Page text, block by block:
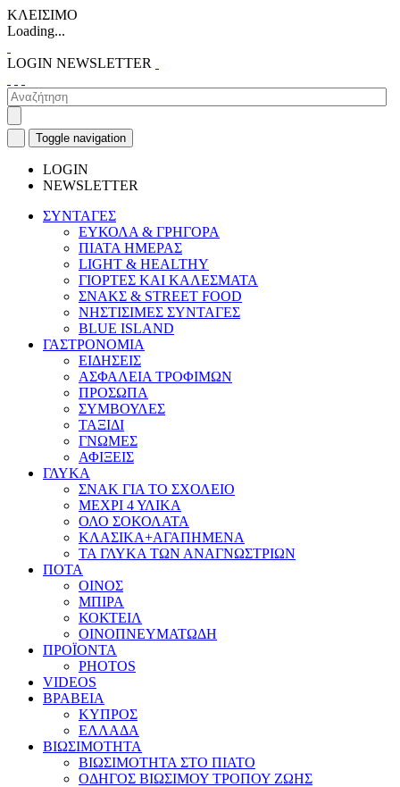
ΚΛΕΙΣΙΜΟ
Loading...
LOGIN NEWSLETTER
Toggle navigation
LOGIN
NEWSLETTER
ΣΥΝΤΑΓΕΣ
ΕΥΚΟΛΑ & ΓΡΗΓΟΡΑ
ΠΙΑΤΑ ΗΜΕΡΑΣ
LIGHT & HEALTHY
ΓΙΟΡΤΕΣ ΚΑΙ ΚΑΛΕΣΜΑΤΑ
ΣΝΑΚΣ & STREET FOOD
ΝΗΣΤΙΣΙΜΕΣ ΣΥΝΤΑΓΕΣ
BLUE ISLAND
ΓΑΣΤΡΟΝΟΜΙΑ
ΕΙΔΗΣΕΙΣ
ΑΣΦΑΛΕΙΑ ΤΡΟΦΙΜΩΝ
ΠΡΟΣΩΠΑ
ΣΥΜΒΟΥΛΕΣ
ΤΑΞΙΔΙ
ΓΝΩΜΕΣ
ΑΦΙΞΕΙΣ
ΓΛΥΚΑ
ΣΝΑΚ ΓΙΑ ΤΟ ΣΧΟΛΕΙΟ
ΜΕΧΡΙ 4 ΥΛΙΚΑ
ΟΛΟ ΣΟΚΟΛΑΤΑ
ΚΛΑΣΙΚΑ+ΑΓΑΠΗΜΕΝΑ
ΤΑ ΓΛΥΚΑ ΤΩΝ ΑΝΑΓΝΩΣΤΡΙΩΝ
ΠΟΤΑ
ΟΙΝΟΣ
ΜΠΙΡΑ
ΚΟΚΤΕΙΛ
ΟΙΝΟΠΝΕΥΜΑΤΩΔΗ
ΠΡΟΪΟΝΤΑ
PHOTOS
VIDEOS
ΒΡΑΒΕΙΑ
ΚΥΠΡΟΣ
ΕΛΛΑΔΑ
ΒΙΩΣΙΜΟΤΗΤΑ
ΒΙΩΣΙΜΟΤΗΤΑ ΣΤΟ ΠΙΑΤΟ
ΟΔΗΓΟΣ ΒΙΩΣΙΜΟΥ ΤΡΟΠΟΥ ΖΩΗΣ